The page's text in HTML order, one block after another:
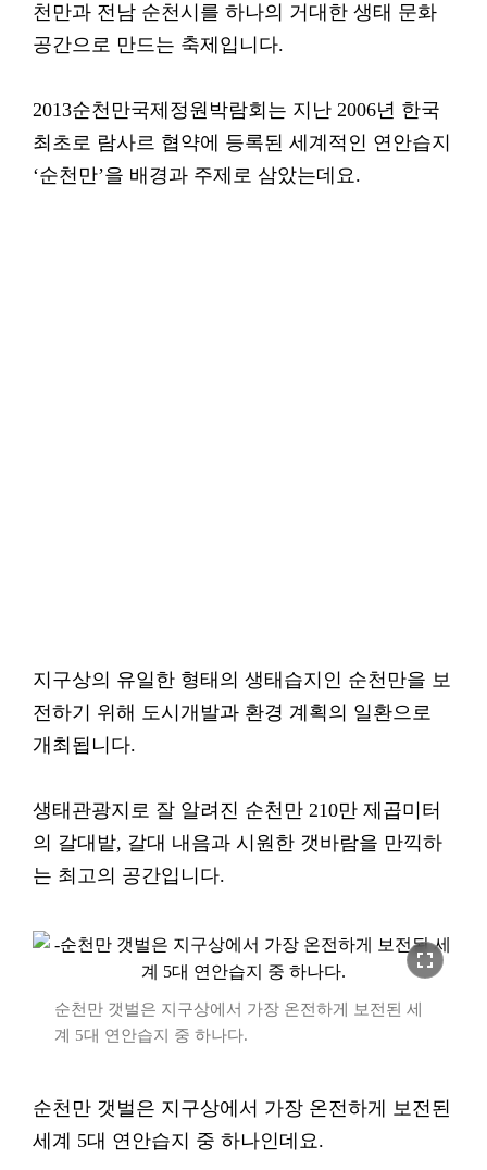
천만과 전남 순천시를 하나의 거대한 생태 문화
공간으로 만드는 축제입니다.
2013순천만국제정원박람회는 지난 2006년 한국
최초로 람사르 협약에 등록된 세계적인 연안습지
‘순천만’을 배경과 주제로 삼았는데요.
지구상의 유일한 형태의 생태습지인 순천만을 보
전하기 위해 도시개발과 환경 계획의 일환으로
개최됩니다.
생태관광지로 잘 알려진 순천만 210만 제곱미터
의 갈대밭, 갈대 내음과 시원한 갯바람을 만끽하
는 최고의 공간입니다.
fullscreen
순천만 갯벌은 지구상에서 가장 온전하게 보전된 세
계 5대 연안습지 중 하나다.
순천만 갯벌은 지구상에서 가장 온전하게 보전된
세계 5대 연안습지 중 하나인데요.